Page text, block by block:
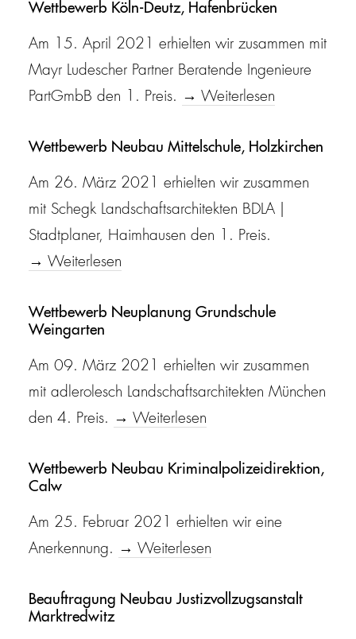
Wettbewerb Köln-Deutz, Hafenbrücken
Am 15. April 2021 erhielten wir zusammen mit
Mayr Ludescher Partner Beratende Ingenieure
PartGmbB den 1. Preis. → Weiterlesen
Wettbewerb Neubau Mittelschule, Holzkirchen
Am 26. März 2021 erhielten wir zusammen
mit Schegk Landschaftsarchitekten BDLA |
Stadtplaner, Haimhausen den 1. Preis.
→ Weiterlesen
Wettbewerb Neuplanung Grundschule
Weingarten
Am 09. März 2021 erhielten wir zusammen
mit adlerolesch Landschaftsarchitekten München
den 4. Preis. → Weiterlesen
Wettbewerb Neubau Kriminalpolizeidirektion,
Calw
Am 25. Februar 2021 erhielten wir eine
Anerkennung. → Weiterlesen
Beauftragung Neubau Justizvollzugsanstalt
Marktredwitz